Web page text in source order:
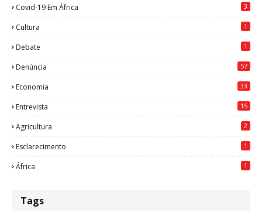
Covid-19 Em África 3
Cultura 1
Debate 1
Denúncia 57
Economia 33
Entrevista 15
Agricultura 2
Esclarecimento 1
África 1
Tags